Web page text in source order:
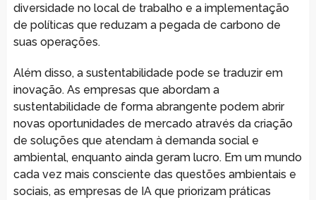
diversidade no local de trabalho e a implementação
de políticas que reduzam a pegada de carbono de
suas operações.
Além disso, a sustentabilidade pode se traduzir em
inovação. As empresas que abordam a
sustentabilidade de forma abrangente podem abrir
novas oportunidades de mercado através da criação
de soluções que atendam à demanda social e
ambiental, enquanto ainda geram lucro. Em um mundo
cada vez mais consciente das questões ambientais e
sociais, as empresas de IA que priorizam práticas